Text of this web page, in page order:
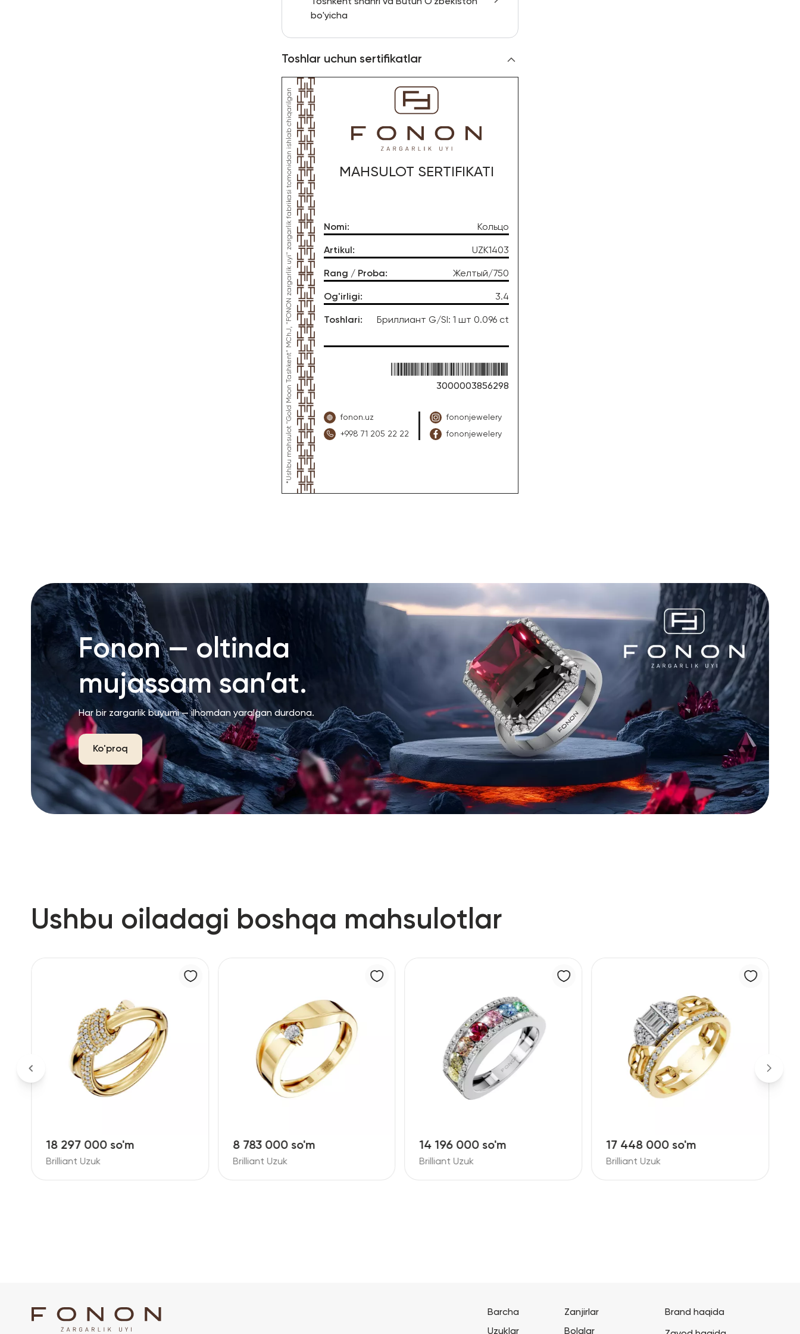
bo'yicha
Toshlar uchun sertifikatlar
*Ushbu mahsulot "Gold Moon Tashkent" MChJ, "FONON zargarlik uyi" zargarlik fabrikasi tomonidan ishlab chiqarilgan MAHSULOT SERTIFIKATI
Nomi: Кольцо
Artikul : UZK1403
Rang / Proba: Желтый/750
Og'irligi: 3.4
Toshlari: Бриллиант G/SI: 1 шт 0.096 ct
3000003856298
fonon.uz
+998 71 205 22 22
fononjewelery
fononjewelery
Fonon — oltinda
mujassam san’at.
Har bir zargarlik buyumi — ilhomdan yaralgan durdona.
Ko'proq
Ushbu oiladagi boshqa mahsulotlar
18 297 000 so'm
Brilliant Uzuk
8 783 000 so'm
Brilliant Uzuk
14 196 000 so'm
Brilliant Uzuk
17 448 000 so'm
Brilliant Uzuk
Barcha
Uzuklar
Zanjirlar
Bolalar
Brand haqida